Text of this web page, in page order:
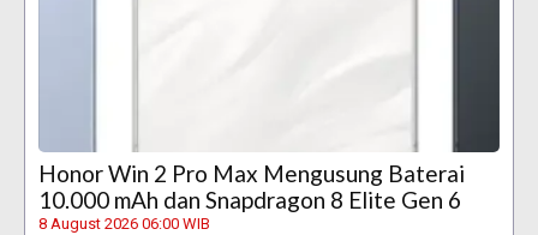
Honor Win 2 Pro Max Mengusung Baterai
10.000 mAh dan Snapdragon 8 Elite Gen 6
8 August 2026 06:00 WIB